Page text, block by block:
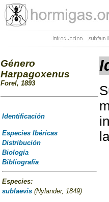
Género
Harpagoxenus
Forel, 1893
Identificación
Especies Ibéricas
Distribución
Biología
Bibliografía
Especies:
sublaevis (Nylander, 1849)